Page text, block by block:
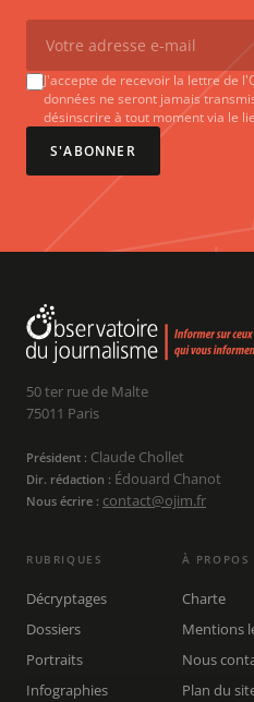
J'accepte de recevoir la lettre de
données ne seront jamais
désinscrire à tout moment via le
S'ABONNER
50 ter rue de Malte
75011 Paris
Président : Claude Chollet
Dir. rédaction : Édouard Chanot
Nous écrire : contact@ojim.fr
RUBRIQUES
Décryptages
Dossiers
Portraits
Infographies
À PROPOS
Charte
Mentions
Nous
Plan du